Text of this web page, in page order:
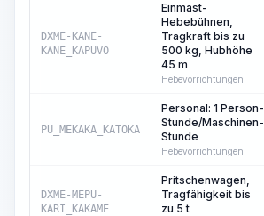
DXME-KANE-
KANE_KAPUVO
Einmast-
Hebebühnen,
Tragkraft bis zu
500 kg, Hubhöhe
45 m
Hebevorrichtungen
PU_MEKAKA_KATOKA
Personal: 1 Person-
Stunde/Maschinen-
Stunde
Hebevorrichtungen
DXME-MEPU-
KARI_KAKAME
Pritschenwagen,
Tragfähigkeit bis
zu 5 t